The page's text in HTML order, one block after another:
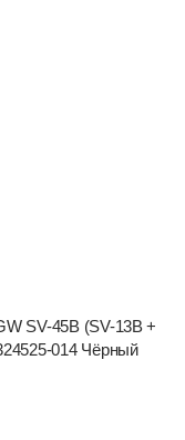
SV-45B (SV-13B +
014 Чёрный